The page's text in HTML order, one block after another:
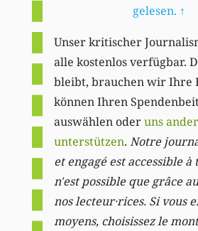
gelesen. ↑
Unser kritischer
alle kostenlos verfügbar.
bleibt, brauchen wir Ihre
können Ihren
auswählen oderuns
unterstützen. Notre
et engagé est accessible à
n'est possible que grâce
nos lecteur·rices. Si vous
moyens, choisissez le